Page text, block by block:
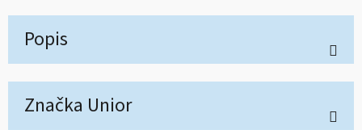
Popis
Značka Unior